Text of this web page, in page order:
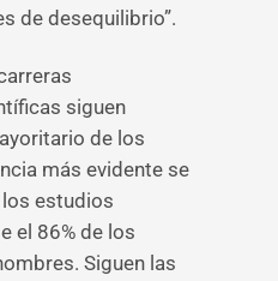
de desequilibrio”.
siguen
de los
más evidente se
estudios
el 86% de los
Siguen las